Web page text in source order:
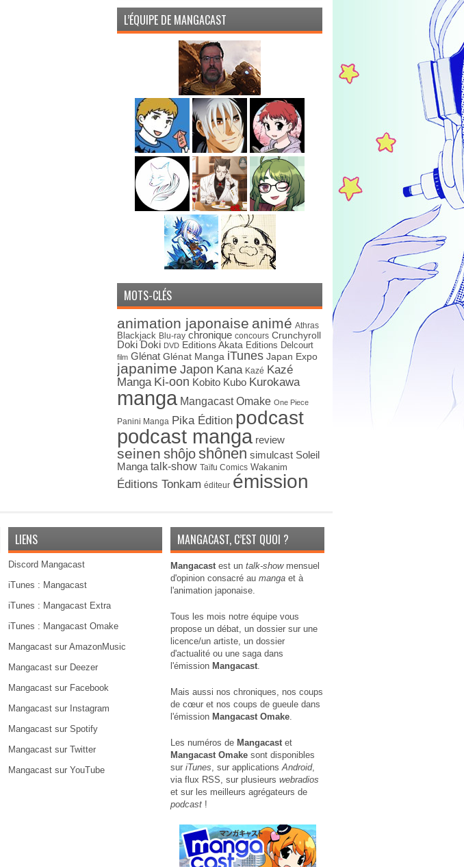
L’ÉQUIPE DE MANGACAST
MOTS-CLÉS
animation japonaise animé Athras
Blackjack Blu-ray chronique concours Crunchyroll
Doki Doki DVD Editions Akata Editions Delcourt
film Glénat Glénat Manga iTunes Japan Expo
japanime Japon Kana Kazé Kazé
Manga Ki-oon Kobito Kubo Kurokawa
manga Mangacast Omake One Piece
Panini Manga Pika Édition podcast
podcast manga review
seinen shôjoshônen simulcast Soleil
Manga talk-show Taïfu Comics Wakanim
Éditions Tonkam éditeur émission
LIENS
Discord Mangacast
iTunes : Mangacast
iTunes : Mangacast Extra
iTunes : Mangacast Omake
Mangacast sur AmazonMusic
Mangacast sur Deezer
Mangacast sur Facebook
Mangacast sur Instagram
Mangacast sur Spotify
Mangacast sur Twitter
Mangacast sur YouTube
MANGACAST, C’EST QUOI ?
Mangacastest un talk-showmensuel
d'opinion consacré au manga et à
l'animation japonaise.
Tous les mois notre équipe vous
propose un débat, un dossier sur une
licence/un artiste, un dossier
d'actualité ou une saga dans
l'émission Mangacast.
Mais aussi nos chroniques, nos coups
de cœur et nos coups de gueule dans
l'émission Mangacast Omake.
Les numéros de Mangacastet
Mangacast Omake sont disponibles
sur iTunes, sur applicationsAndroid,
via flux RSS, sur plusieurs webradios
et sur les meilleurs agrégateurs de
podcast !